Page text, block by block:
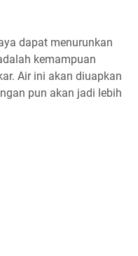
dapat menurunkan
kemampuan
Air ini akan diuapkan
pun akan jadi lebih